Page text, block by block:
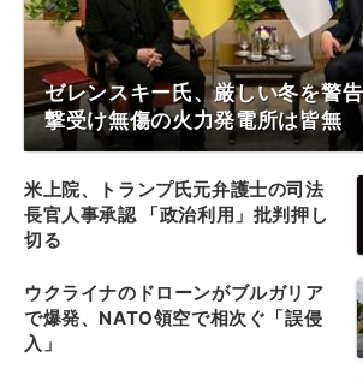
ゼレンスキー氏、厳しい冬を警
撃受け無傷の火力発電所は皆無
米上院、トランプ氏元弁護士の司法
長官人事承認 「政治利用」批判押し
切る
ウクライナのドローンがブルガリア
で爆発、NATO領空で相次ぐ「誤侵
入」